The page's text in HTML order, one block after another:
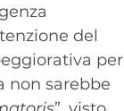
del
per
non sarebbe